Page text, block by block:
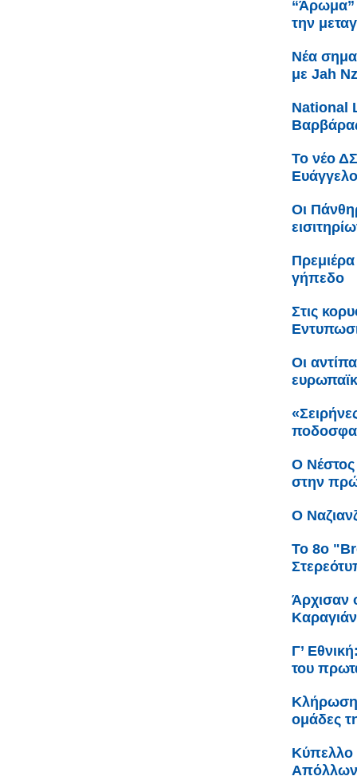
“Άρωμα”
την
Νέα
με Jah
Νational
Το νέο
Οι
γήπεδο
Στις
Οι
Ο Νέστος
στην
Ο
Το 8ο
Άρχισαν
Γ’
του
Κλήρωση
ομάδες
Κύπελλο